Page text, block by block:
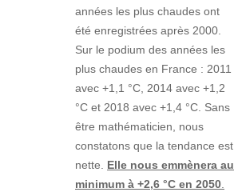
années les plus chaudes ont
été enregistrées après 2000.
Sur le podium des années les
plus chaudes en France : 2011
avec +1,1 °C, 2014 avec +1,2
°C et 2018 avec +1,4 °C. Sans
être mathématicien, nous
constatons que la tendance est
nette. Elle nous emmènera au
minimum à +2,6 °C en 2050.